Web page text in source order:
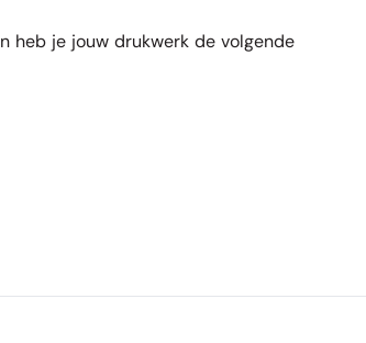
heb je jouw drukwerk de volgende